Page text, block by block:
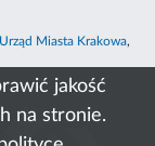
jakość
na stronie.
Urząd Miasta Krakowa,